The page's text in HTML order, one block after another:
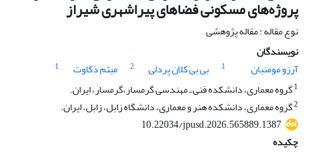
پروژه‌های مسکونی فضاهای پیراشهری شیراز
نوع مقاله : مقاله پژوهشی
نویسندگان
آرزو مومنیان
1 بی بی کلان پردلی 2 میثم ذکاوت
1
1گروه معماری، دانشکده فنی ـ مهندسی گرمسار،گرمسار، ایران.
2گروه معماری، دانشکده هنر و معماری، دانشگاه زابل، زابل، ایران.
10.22034/jpusd.2026.565889.1387
چکیده